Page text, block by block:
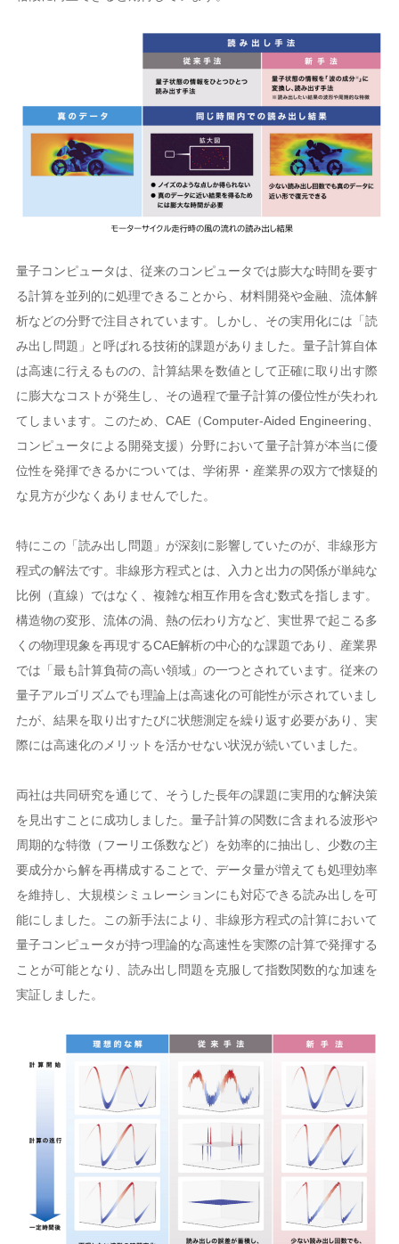
量子コンピュータは、従来のコンピュータでは膨大な時間を要す
る計算を並列的に処理できることから、材料開発や金融、流体解
析などの分野で注目されています。しかし、その実用化には「読
み出し問題」と呼ばれる技術的課題がありました。量子計算自体
は高速に行えるものの、計算結果を数値として正確に取り出す際
に膨大なコストが発生し、その過程で量子計算の優位性が失われ
てしまいます。このため、CAE（Computer-Aided Engineering、
コンピュータによる開発支援）分野において量子計算が本当に優
位性を発揮できるかについては、学術界・産業界の双方で懐疑的
な見方が少なくありませんでした。
特にこの「読み出し問題」が深刻に影響していたのが、非線形方
程式の解法です。非線形方程式とは、入力と出力の関係が単純な
比例（直線）ではなく、複雑な相互作用を含む数式を指します。
構造物の変形、流体の渦、熱の伝わり方など、実世界で起こる多
くの物理現象を再現するCAE解析の中心的な課題であり、産業界
では「最も計算負荷の高い領域」の一つとされています。従来の
量子アルゴリズムでも理論上は高速化の可能性が示されていまし
たが、結果を取り出すたびに状態測定を繰り返す必要があり、実
際には高速化のメリットを活かせない状況が続いていました。
両社は共同研究を通じて、そうした長年の課題に実用的な解決策
を見出すことに成功しました。量子計算の関数に含まれる波形や
周期的な特徴（フーリエ係数など）を効率的に抽出し、少数の主
要成分から解を再構成することで、データ量が増えても処理効率
を維持し、大規模シミュレーションにも対応できる読み出しを可
能にしました。この新手法により、非線形方程式の計算において
量子コンピュータが持つ理論的な高速性を実際の計算で発揮する
ことが可能となり、読み出し問題を克服して指数関数的な加速を
実証しました。